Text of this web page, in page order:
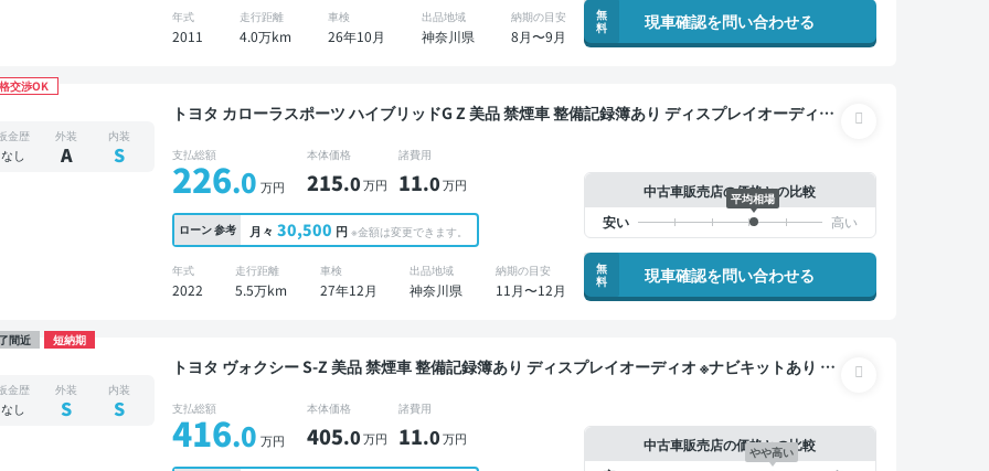
年式
2011
走行距離
4.0万km
車検
26年10月
出品地域
神奈川県
納期の目安
8月〜9月
無
料
現車確認を問い合わせる
交渉OK
トヨタ カローラスポーツ ハイブリッドG Z 美品 禁煙車 整備記録簿あり ディスプレイオーディオ
ター 衝突軽減
金歴
なし
外装
A
内装
S 支払総額
226.0 万円
本体価格
215.0万円
諸費用
11.0万円
ローン参考 月々 30,500 円 ※金額は変更できます。
年式
2022
走行距離
5.5万km
車検
27年12月
出品地域
神奈川県
納期の目安
11月〜12月
中古車販売店の価格との比較
平均相場
無
料
現車確認を問い合わせる
間近 短納期
トヨタ ヴォクシー S-Z 美品 禁煙車 整備記録簿あり ディスプレイオーディオ ※ナビキットあり TV
スマートキー ETC 電動バックドア バックモニター 全方位カメラ ドライブレコーダー 衝突軽減
両側電動スライドドア 7人乗り
金歴
なし
外装
S
内装
S 支払総額
416.0 万円
本体価格
405.0万円
諸費用
11.0万円 中古車販売店の価格との比較
やや高い